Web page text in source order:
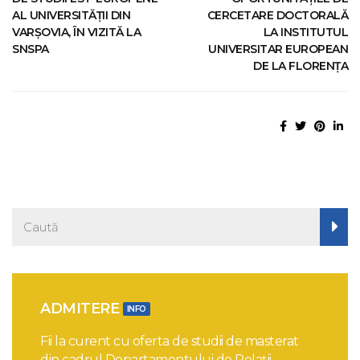
AL UNIVERSITĂȚII DIN
VARŞOVIA, ÎN VIZITĂ LA
SNSPA
CERCETARE DOCTORALĂ
LA INSTITUTUL
UNIVERSITAR EUROPEAN
DE LA FLORENȚA
ADMITERE INFO
Fii la curent cu oferta de studii de masterat